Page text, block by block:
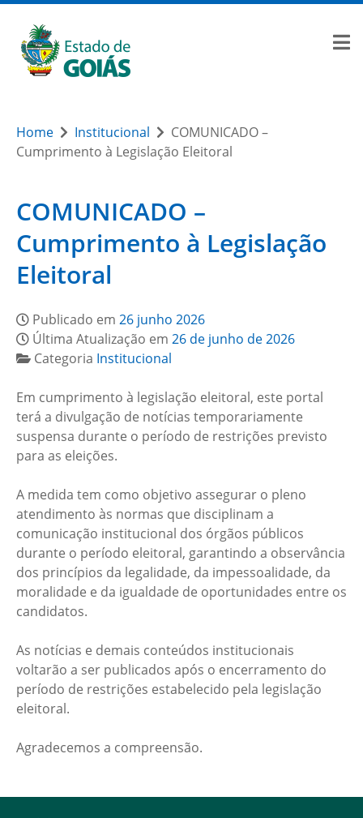
Home Institucional
COMUNICADO –
Cumprimento à Legislação Eleitoral
COMUNICADO –
Cumprimento à Legislação
Eleitoral
Publicado em 26 junho 2026
Última Atualização em 26 de junho de 2026
Categoria Institucional
Em cumprimento à legislação eleitoral, este portal
terá a divulgação de notícias temporariamente
suspensa durante o período de restrições previsto
para as eleições.
A medida tem como objetivo assegurar o pleno
atendimento às normas que disciplinam a
comunicação institucional dos órgãos públicos
durante o período eleitoral, garantindo a observância
dos princípios da legalidade, da impessoalidade, da
moralidade e da igualdade de oportunidades entre os
candidatos.
As notícias e demais conteúdos institucionais
voltarão a ser publicados após o encerramento do
período de restrições estabelecido pela legislação
eleitoral.
Agradecemos a compreensão.